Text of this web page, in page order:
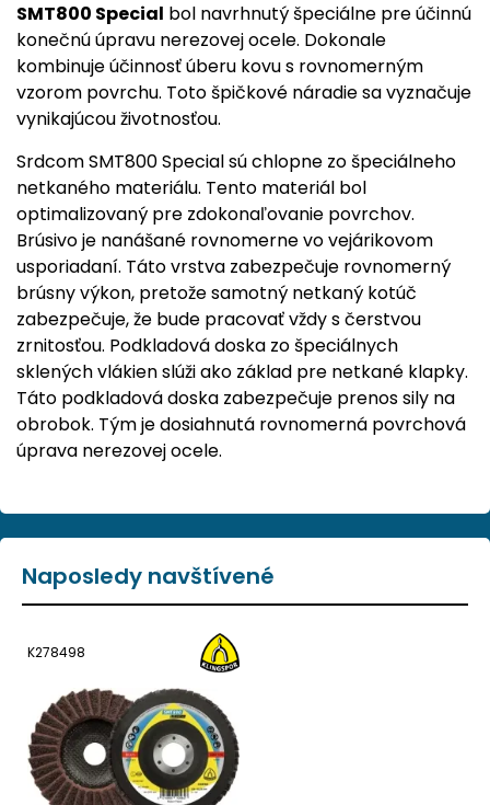
SMT800 Special bol navrhnutý špeciálne pre účinnú
konečnú úpravu nerezovej ocele. Dokonale
kombinuje účinnosť úberu kovu s rovnomerným
vzorom povrchu. Toto špičkové náradie sa vyznačuje
vynikajúcou životnosťou.
Srdcom SMT800 Special sú chlopne zo špeciálneho
netkaného materiálu. Tento materiál bol
optimalizovaný pre zdokonaľovanie povrchov.
Brúsivo je nanášané rovnomerne vo vejárikovom
usporiadaní. Táto vrstva zabezpečuje rovnomerný
brúsny výkon, pretože samotný netkaný kotúč
zabezpečuje, že bude pracovať vždy s čerstvou
zrnitosťou. Podkladová doska zo špeciálnych
sklených vlákien slúži ako základ pre netkané klapky.
Táto podkladová doska zabezpečuje prenos sily na
obrobok. Tým je dosiahnutá rovnomerná povrchová
úprava nerezovej ocele.
Naposledy navštívené
K278498